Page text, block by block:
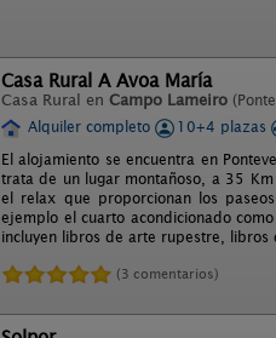
Casa Rural A Avoa María
Casa Rural en Campo Lameiro
Alquiler completo
10+4 plazas
El alojamiento se encuentra en
trata de un lugar montañoso, a 35
el relax que proporcionan los
ejemplo el cuarto acondicionado
incluyen libros de arte rupestre, libros
(3 comentarios)